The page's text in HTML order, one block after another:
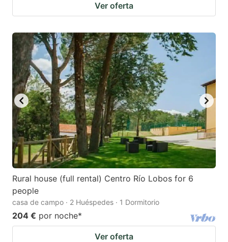
Ver oferta
Rural house (full rental) Centro Río Lobos for 6
people
casa de campo · 2 Huéspedes · 1 Dormitorio
204 € por noche*
Ver oferta